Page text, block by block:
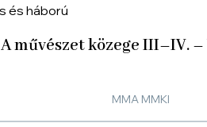
A művészet közege III–IV.
MMA MMKI